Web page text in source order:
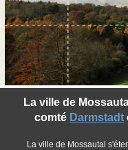
La ville de
comté Darmstadt
La ville de Mossautal